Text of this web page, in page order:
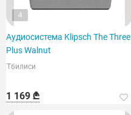
4
Аудиосистема Klipsch The Three
Plus Walnut
Тбилиси
1 169 ₾